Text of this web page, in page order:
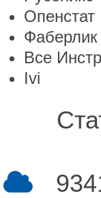
Опенстат
Фаберлик
Все
Ivi